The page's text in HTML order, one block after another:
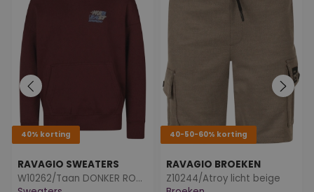
40% korting
RAVAGIO SWEATERS
W10262/Taan DONKER ROOD
40-50-60% korting
RAVAGIO BROEKEN
Z10244/Atroy licht beige